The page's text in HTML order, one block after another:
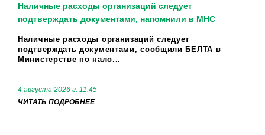
Наличные расходы организаций следует
подтверждать документами, напомнили в МНС
Наличные расходы организаций следует
подтверждать документами, сообщили БЕЛТА в
Министерстве по нало...
4 августа 2026 г. 11:45
ЧИТАТЬ ПОДРОБНЕЕ